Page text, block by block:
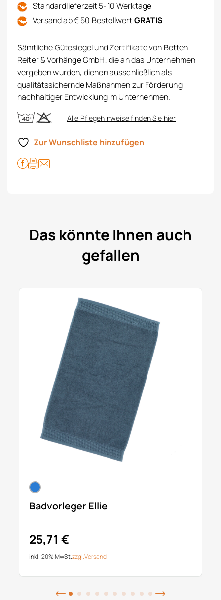
Standardlieferzeit 5-10 Werktage
Versand ab € 50 BestellwertGRATIS
Sämtliche Gütesiegel und Zertifikate von Betten
Reiter & Vorhänge GmbH, die an das Unternehmen
vergeben wurden, dienen ausschließlich als
qualitätssichernde Maßnahmen zur Förderung
nachhaltiger Entwicklung im Unternehmen.
Alle Pflegehinweise finden Sie hier
Zur Wunschliste hinzufügen
Das könnte Ihnen auch
gefallen
Badvorleger Ellie
25,71 €
inkl. 20% MwSt.zzgl.Versand